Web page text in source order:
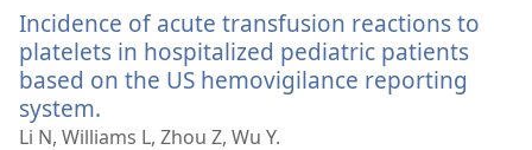
Incidence of acute transfusion reactions to
platelets in hospitalized pediatric patients
based on the US hemovigilance reporting
system.
нов
Li N, Williams L, Zhou Z, Wu Y.